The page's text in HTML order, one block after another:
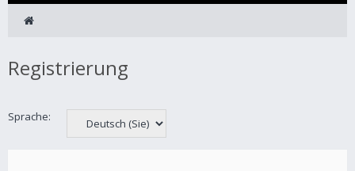
Registrierung
Sprache: